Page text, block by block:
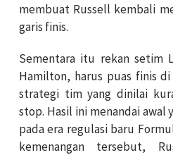
membuat Russell kembali
garis finis.
Sementara itu rekan setim
Hamilton, harus puas finis
strategi tim yang dinilai
stop. Hasil ini menandai awal
pada era regulasi baru
kemenangan tersebut,